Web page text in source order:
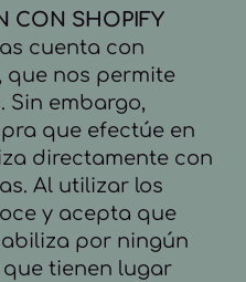
CON SHOPIFY
cuenta con
que nos permite
Sin embargo,
que efectúe en
directamente con
Al utilizar los
y acepta que
por ningún
tienen lugar